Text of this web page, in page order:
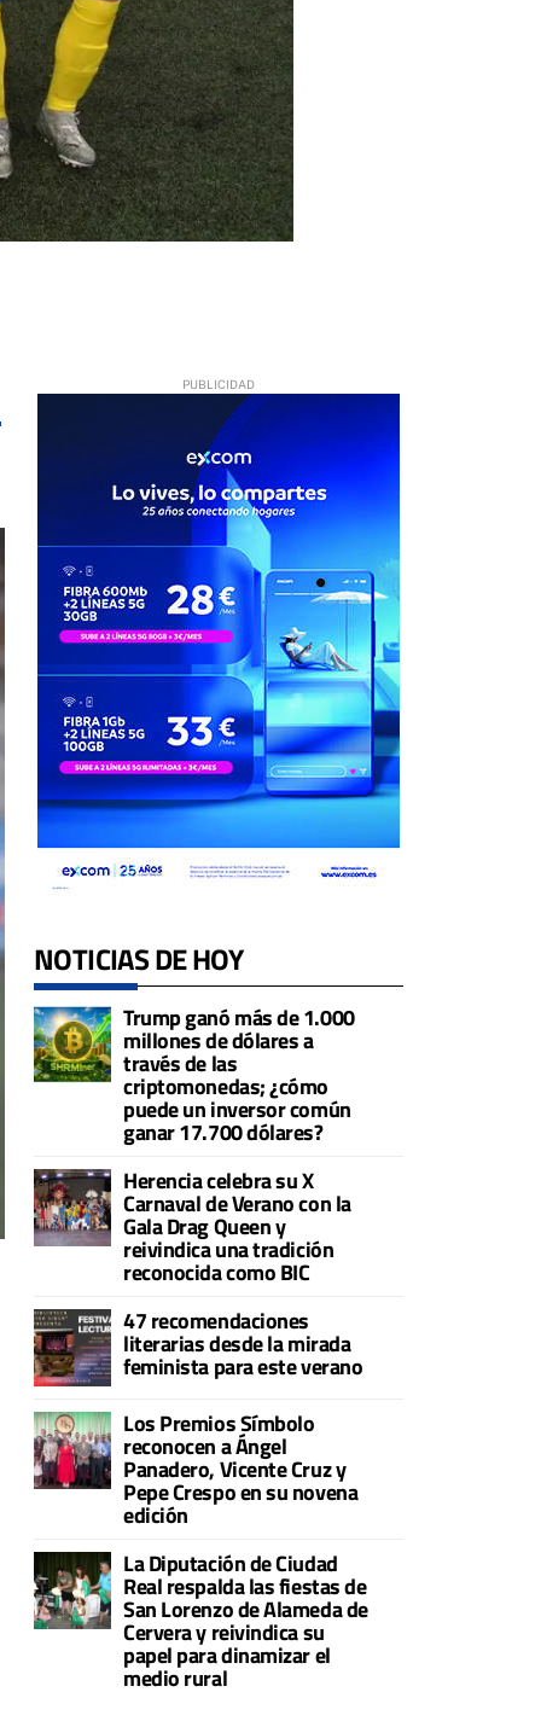
NOTICIAS DE HOY
Trump ganó más de 1.000
millones de dólares a
través de las
criptomonedas; ¿cómo
puede un inversor común
ganar 17.700 dólares?
Herencia celebra su X
Carnaval de Verano con la
Gala Drag Queen y
reivindica una tradición
reconocida como BIC
47 recomendaciones
literarias desde la mirada
feminista para este verano
Los Premios Símbolo
reconocen a Ángel
Panadero, Vicente Cruz y
Pepe Crespo en su novena
edición
La Diputación de Ciudad
Real respalda las fiestas de
San Lorenzo de Alameda de
Cervera y reivindica su
papel para dinamizar el
medio rural